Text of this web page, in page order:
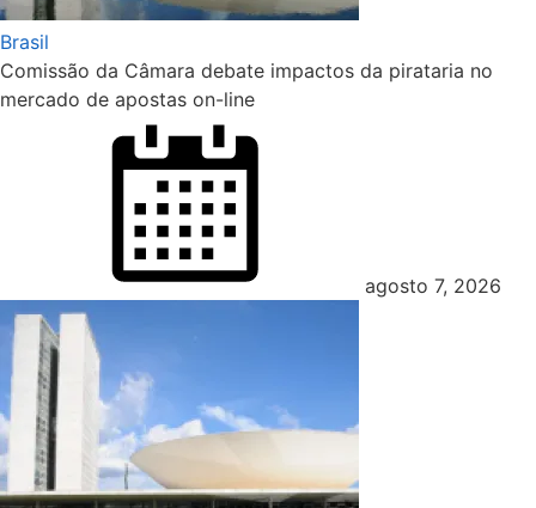
Brasil
Comissão da Câmara debate impactos da pirataria no
mercado de apostas on-line
agosto 7, 2026